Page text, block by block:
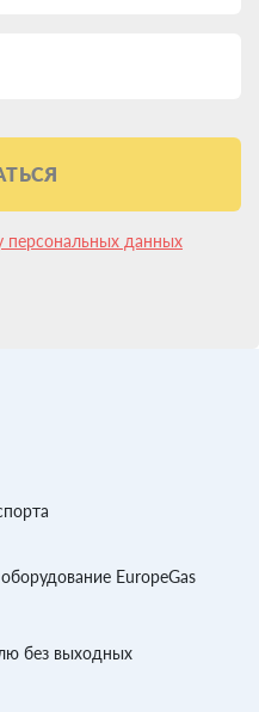
персональных данных
EuropeGas
без выходных